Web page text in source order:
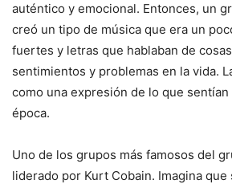
auténtico y emocional. Entonces, un
creó un tipo de música que era un
fuertes y letras que hablaban de
sentimientos y problemas en la vida.
como una expresión de lo que
época.
Uno de los grupos más famosos del
liderado por Kurt Cobain. Imagina que